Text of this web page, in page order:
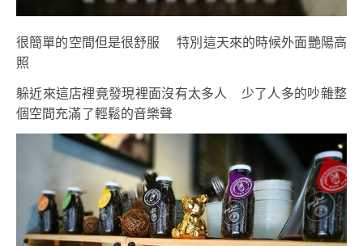
很簡單的空間但是很舒服 特別這天來的時候外面艷陽高
照
躲近來這店裡竟發現裡面沒有太多人 少了人多的吵雜整
個空間充滿了輕鬆的音樂聲